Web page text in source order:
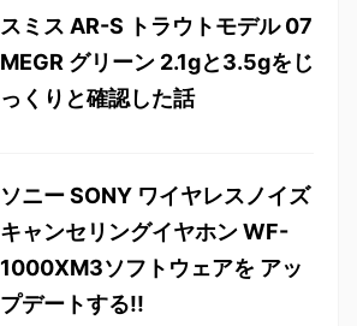
スミス AR-S トラウトモデル 07
MEGR グリーン 2.1gと3.5gをじ
っくりと確認した話
ソニー SONY ワイヤレスノイズ
キャンセリングイヤホン WF-
1000XM3ソフトウェアを アッ
プデートする!!